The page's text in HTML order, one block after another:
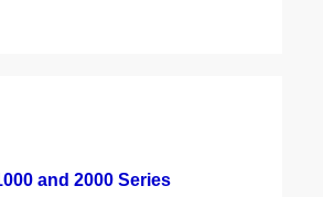
and 2000 Series